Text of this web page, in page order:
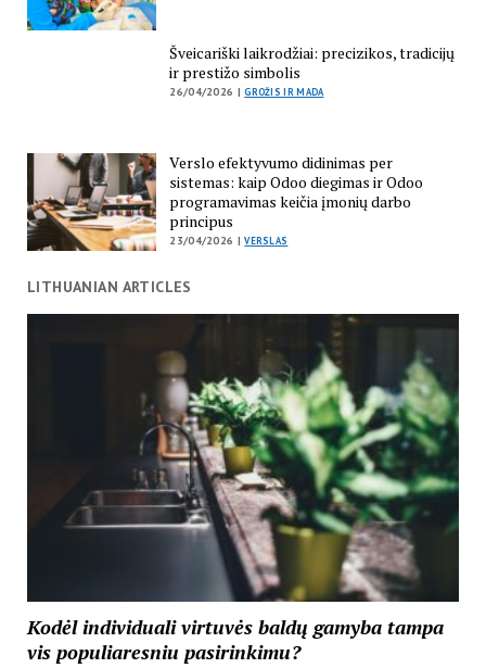
Šveicariški laikrodžiai: precizikos, tradicijų
ir prestižo simbolis
26/04/2026 |GROŽIS IR MADA
Verslo efektyvumo didinimas per
sistemas: kaip Odoo diegimas ir Odoo
programavimas keičia įmonių darbo
principus
23/04/2026 |VERSLAS
LITHUANIAN ARTICLES
Kodėl individuali virtuvės baldų gamyba tampa
vis populiaresniu pasirinkimu?